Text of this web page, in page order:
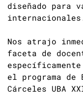
diseñado para
Nos atrajo
faceta de
el programa de
Cárceles UBA